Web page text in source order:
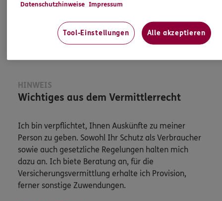
Jetzt informieren
HINWEIS
Wichtiges aus dem Vermittlerrecht
Ich bin verpflichtet, Ihnen Auskünfte zu meiner
Person zu geben. Sowohl Ihr Schutz als Verbraucher
sowie auch gesetzliche Regelungen halten mich
dazu an. Ich biete Beratung an, für die
Versicherungsvermittlung erhalte ich Provision,
ferner sonstige Zuwendungen.
Datenschutzhinweise Impressum
Tool-Einstellungen Alle akzeptieren